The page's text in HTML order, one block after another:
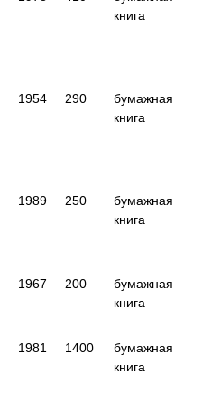
книга
1954 290
бумажная
книга
1989 250
бумажная
книга
1967 200
бумажная
книга
1981 1400
бумажная
книга